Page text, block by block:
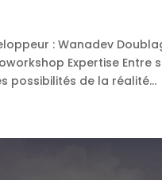
: Wanadev
Expertise
possibilités de la réalité...